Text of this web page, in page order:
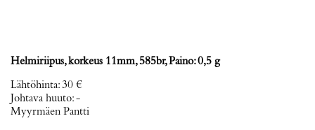
Helmiriipus, korkeus 11mm, 585br, Paino: 0,5 g
Lähtöhinta:30 €
Johtava huuto:-
Myyrmäen Pantti